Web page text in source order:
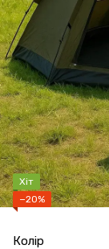
Хіт
−20%
Колір